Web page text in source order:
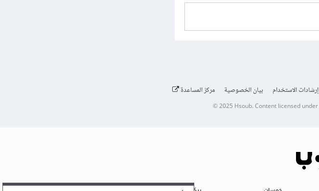
إرشادات الاستخدام بيان الخصوصية مركز المساعدة
© 2025 Hsoub.Content licensed under